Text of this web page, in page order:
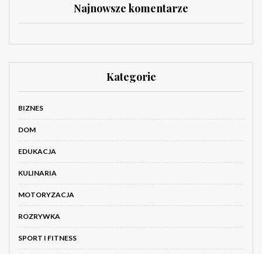
Najnowsze komentarze
Kategorie
BIZNES
DOM
EDUKACJA
KULINARIA
MOTORYZACJA
ROZRYWKA
SPORT I FITNESS